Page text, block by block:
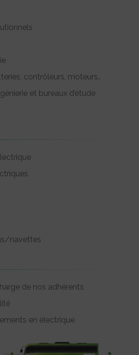
contrôleurs, moteurs..
et bureaux d’étude
navettes
de nos adhérents
en électrique